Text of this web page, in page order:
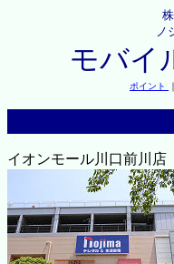
ノ
モバイ
ポイント
イオンモール川口前川店